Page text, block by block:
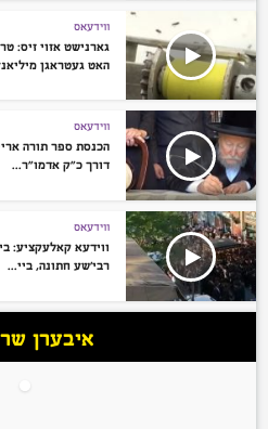
ווידעאס
גארנישט אזוי זיס:
האט געטראגן
ווידעאס
הכנסת ספר תורה
דורך כ”ק אדמו”ר...
ווידעאס
ווידעא קאלעקציע:
רבי’שע חתונה, ביי...
איבערן